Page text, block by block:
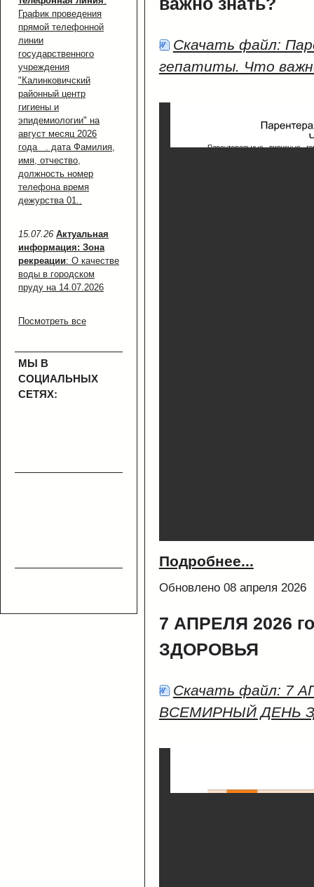
График проведения
прямой телефонной
линии
государственного
учреждения
"Калинковичский
районный центр
гигиены и
эпидемиологии" на
август месяц 2026
года . дата Фамилия,
имя, отчество,
должность номер
телефона время
дежурства 01..
15.07.26 Актуальная
информация: Зона
рекреации: О качестве
воды в городском
пруду на 14.07.2026
Посмотреть все
МЫ В
СОЦИАЛЬНЫХ
СЕТЯХ:
Скачать файл:
гепатиты. Что
Подробнее...
Обновлено 08 апреля 2026
7 АПРЕЛЯ 2026
ЗДОРОВЬЯ
Скачать файл: 7
ВСЕМИРНЫЙ ДЕНЬ